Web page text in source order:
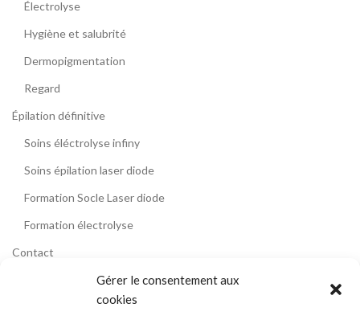
Gérer le consentement aux
cookies
Électrolyse
Hygiène et salubrité
Dermopigmentation
Regard
Épilation définitive
Soins éléctrolyse infiny
Soins épilation laser diode
Formation Socle Laser diode
Formation électrolyse
Contact